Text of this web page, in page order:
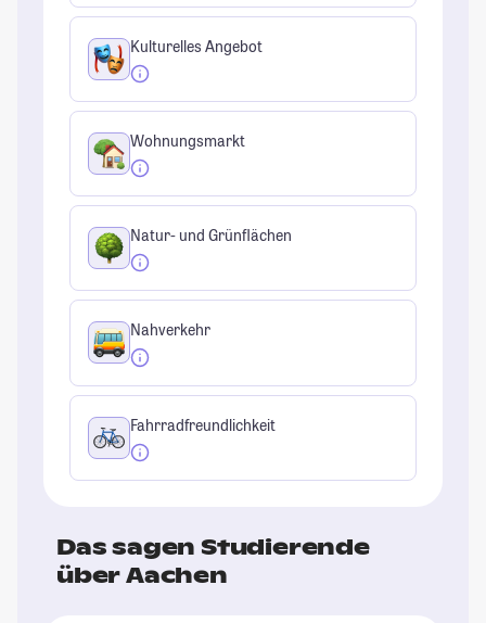
Kulturelles Angebot
Wohnungsmarkt
Natur- und Grünflächen
Nahverkehr
Fahrradfreundlichkeit
Das sagen Studierende
über Aachen